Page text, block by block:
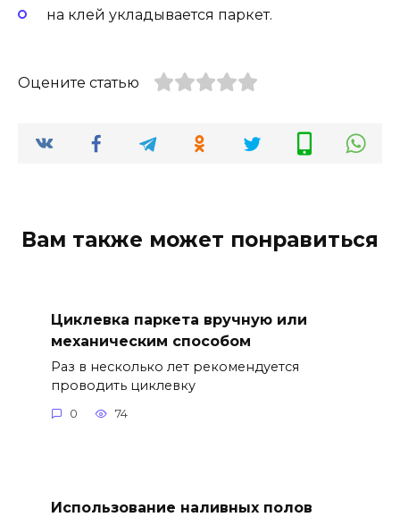
на клей укладывается паркет.
Оцените статью
Вам также может понравиться
Циклевка паркета вручную или
механическим способом
Раз в несколько лет рекомендуется
проводить циклевку
0 74
Использование наливных полов